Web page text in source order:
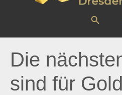
Die
sind für Gold